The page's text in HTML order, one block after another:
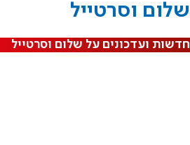
שלום וסרטייל
חדשות ועדכונים על שלום וסרטייל